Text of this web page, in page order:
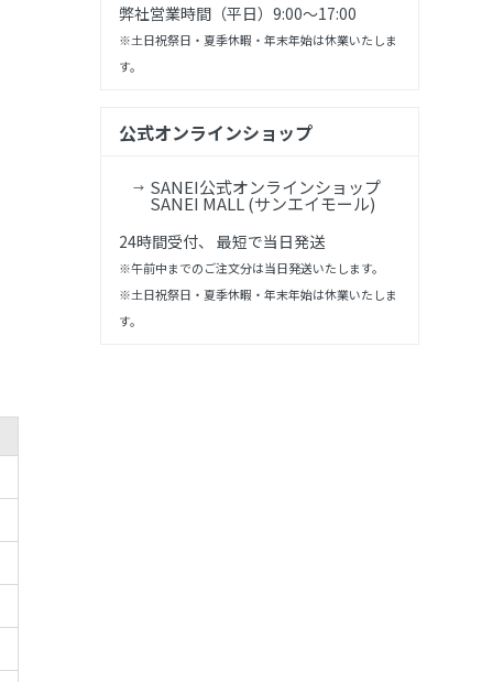
弊社営業時間（平日）9:00～17:00
※土日祝祭日・夏季休暇・年末年始は休業いたしま
す。
公式オンラインショップ
SANEI公式オンラインショップ
SANEI MALL (サンエイモール)
24時間受付、 最短で当日発送
※午前中までのご注文分は当日発送いたします。
※土日祝祭日・夏季休暇・年末年始は休業いたしま
す。